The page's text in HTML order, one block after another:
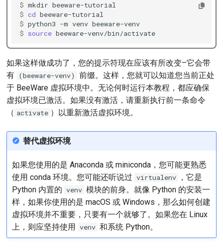
$ mkdir
$ cd
$ python3 -m venv
beeware-venv
$ source beeware-venv/bin/activate
如果这样做成功了，您的提示符现在应该有所改变–它会带
有 (beeware-venv)
前缀。这样，您就可以知道您当前正处
于 BeeWare 虚拟环境中。无论何时运行本教程，都应确保
虚拟环境已激活。如果没有激活，请重新执行前一条命令
（ activate ）以重新激活虚拟环境。
替代虚拟环境
如果您使用的是 Anaconda 或 miniconda，您可能更熟悉
使用 conda 环境。您可能还听说过 virtualenv
，它是
Python 内置的 venv 模块的前身。就像 Python 的安装一
样，如果你使用的是 macOS 或 Windows，那么如何创建
虚拟环境并不重要，只要有一个就够了。如果您在 Linux
上，则应坚持使用 venv 和系统 Python。